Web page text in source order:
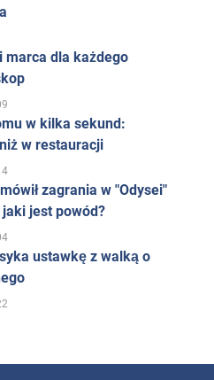
marca dla każdego
w kilka sekund:
w restauracji
zagrania w "Odysei"
jest powód?
ustawkę z walką o